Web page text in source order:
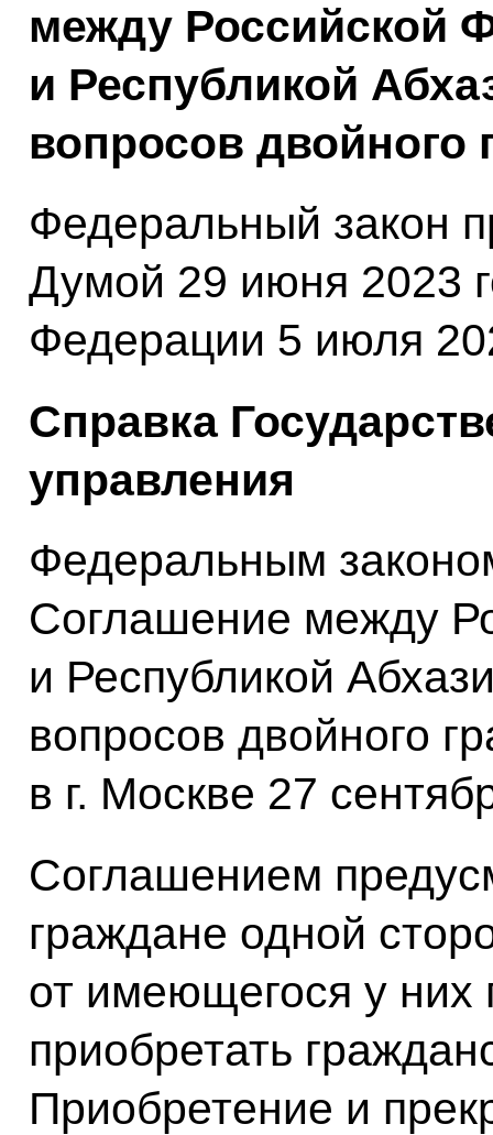
между Российской
и Республикой
вопросов двойного
Федеральный закон
Думой 29 июня 2023
Федерации 5 июля
Справка
управления
Федеральным
Соглашение между
и Республикой
вопросов двойного
в г. Москве 27
Соглашением
граждане одной
от имеющегося у них
приобретать
Приобретение и